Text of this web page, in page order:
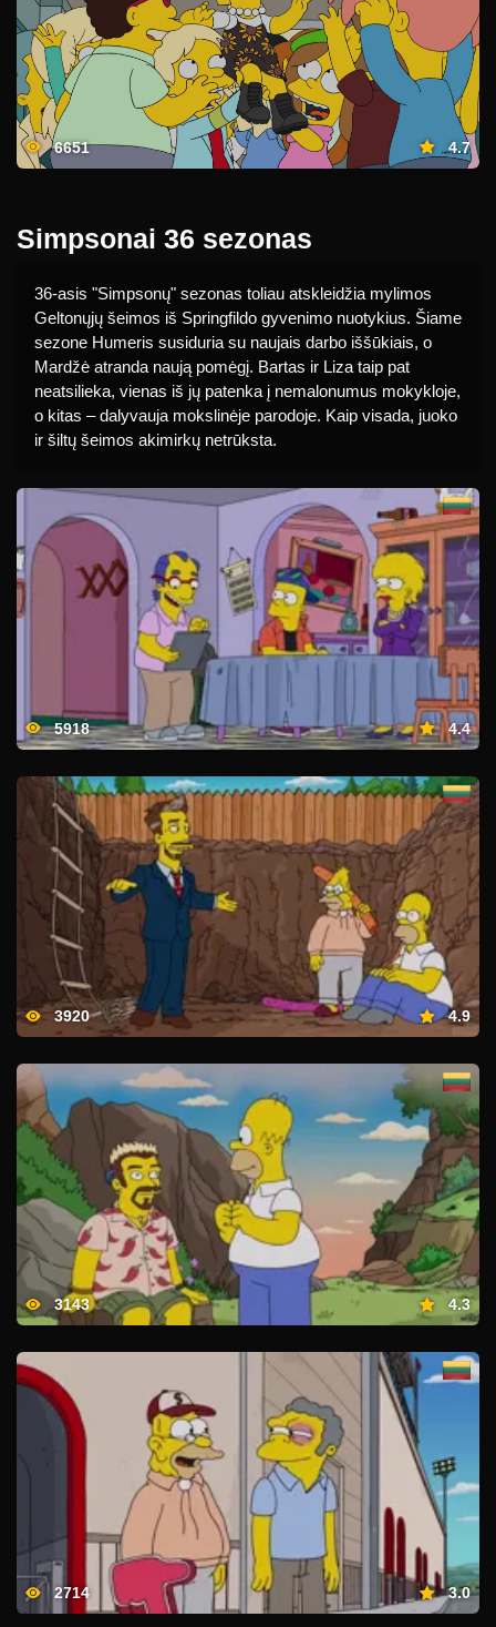
6651 4.7
Simpsonai 36 sezonas
36-asis "Simpsonų" sezonas toliau atskleidžia mylimos
Geltonųjų šeimos iš Springfildo gyvenimo nuotykius. Šiame
sezone Humeris susiduria su naujais darbo iššūkiais, o
Mardžė atranda naują pomėgį. Bartas ir Liza taip pat
neatsilieka, vienas iš jų patenka į nemalonumus mokykloje,
o kitas – dalyvauja mokslinėje parodoje. Kaip visada, juoko
ir šiltų šeimos akimirkų netrūksta.
5918 4.4
3920 4.9
3143 4.3
2714 3.0